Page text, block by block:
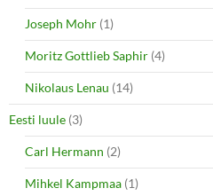
Joseph Mohr (1)
Moritz Gottlieb Saphir (4)
Nikolaus Lenau (14)
Eesti luule (3)
Carl Hermann (2)
Mihkel Kampmaa (1)